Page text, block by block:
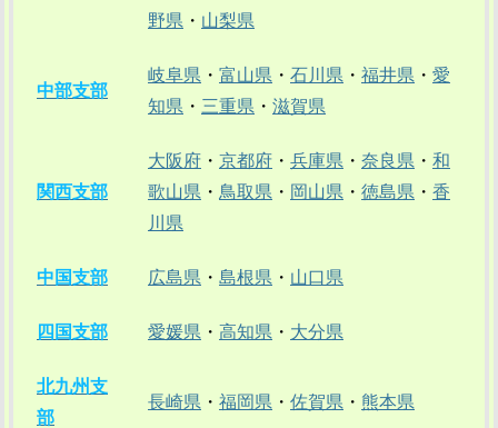
野県 ・ 山梨県
中部支部
岐阜県 ・ 富山県 ・ 石川県 ・ 福井県 ・ 愛
知県 ・ 三重県 ・ 滋賀県
関西支部
大阪府 ・ 京都府 ・ 兵庫県 ・ 奈良県 ・ 和
歌山県 ・ 鳥取県 ・ 岡山県 ・ 徳島県 ・ 香
川県
中国支部 広島県 ・ 島根県 ・ 山口県
四国支部 愛媛県 ・ 高知県 ・ 大分県
北九州支
部
長崎県 ・ 福岡県 ・ 佐賀県 ・ 熊本県